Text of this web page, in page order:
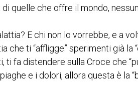
quelle che offre il mondo,
E chi non lo vorrebbe, e a
che ti “affligge” sperimenti già la
ti fa distendere sulla Croce che
e i dolori, allora questa è la